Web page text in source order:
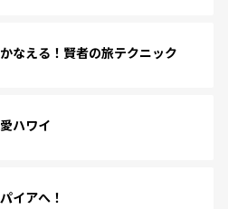
なえる！賢者の旅テクニック
ハワイ
イアへ！